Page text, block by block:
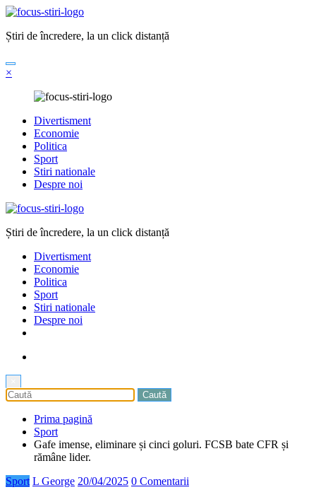
Sari
conținut
Știri de încredere, la un click distanță
×
Divertisment
Economie
Politica
Sport
Stiri nationale
Despre noi
Știri de încredere, la un click distanță
Divertisment
Economie
Politica
Sport
Stiri nationale
Despre noi
Prima pagină
Sport
Gafe imense, eliminare și cinci goluri. FCSB bate CFR și
rămâne lider.
Sport L George 20/04/2025 0 Comentarii